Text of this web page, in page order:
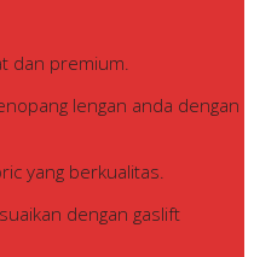
dan premium.
lengan anda dengan
yang berkualitas.
dengan gaslift